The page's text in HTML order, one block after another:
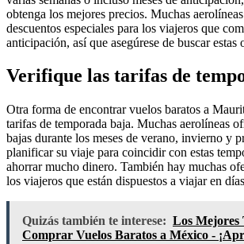
obtenga los mejores precios. Muchas
descuentos especiales para los viajeros que
anticipación, así que asegúrese de buscar estas
Verifique las tarifas de
Otra forma de encontrar vuelos baratos a
tarifas de temporada baja. Muchas aerolíneas
bajas durante los meses de verano, invierno y
planificar su viaje para coincidir con estas
ahorrar mucho dinero. También hay muchas
los viajeros que están dispuestos a viajar en
Quizás también te interese: Los Mejores
Comprar Vuelos Baratos a México -